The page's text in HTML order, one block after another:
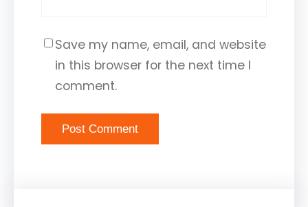
Save my name, email, and website
in this browser for the next time I
comment.